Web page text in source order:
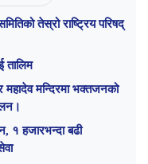
तेस्रो राष्ट्रिय परिषद्
तालिम
महादेव मन्दिरमा भक्तजनको
१ हजारभन्दा बढी